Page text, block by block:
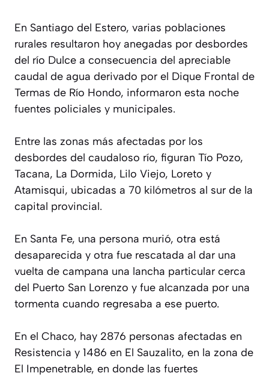
En Santiago del Estero, varias poblaciones
rurales resultaron hoy anegadas por desbordes
del río Dulce a consecuencia del apreciable
caudal de agua derivado por el Dique Frontal de
Termas de Río Hondo, informaron esta noche
fuentes policiales y municipales.
Entre las zonas más afectadas por los
desbordes del caudaloso río, figuran Tío Pozo,
Tacana, La Dormida, Lilo Viejo, Loreto y
Atamisqui, ubicadas a 70 kilómetros al sur de la
capital provincial.
En Santa Fe, una persona murió, otra está
desaparecida y otra fue rescatada al dar una
vuelta de campana una lancha particular cerca
del Puerto San Lorenzo y fue alcanzada por una
tormenta cuando regresaba a ese puerto.
En el Chaco, hay 2876 personas afectadas en
Resistencia y 1486 en El Sauzalito, en la zona de
El Impenetrable, en donde las fuertes